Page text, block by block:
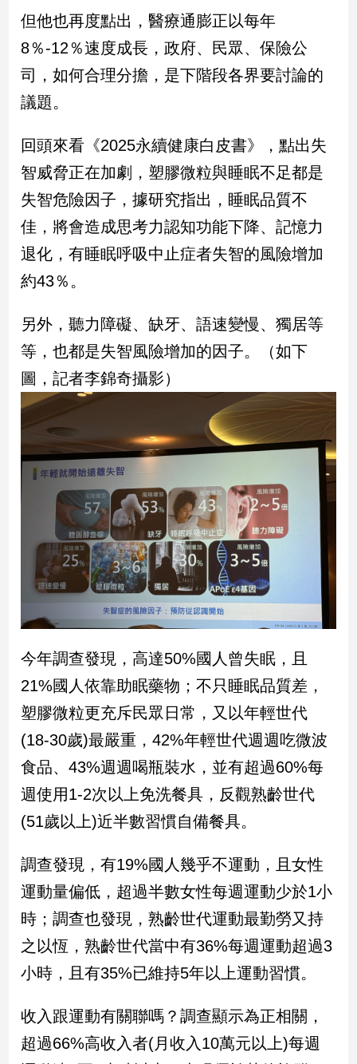
區
【我
的
點】
但他也再度點出，醫療通膨正以每年
8％-12％速度成長，政府、民眾、保險公
司，如何合理分擔，是下階段各界要討論的
議題。
回頭來看《2025永續健康白皮書》，點出失
智威脅正在加劇，塑膠微粒與睡眠不足都是
失智危險因子，據研究指出，睡眠品質不
佳，將會造成思考力認知功能下降、記憶力
退化，有睡眠呼吸中止症者失智的風險增加
約43％。
另外，聽力障礙、缺牙、語速變慢、獨居等
等，也都是失智風險增加的因子。（如下
圖，記者李錦奇攝影）
今年調查發現，高達50%國人曾失眠，且
21%國人依靠助眠藥物；不只睡眠品質差，
塑膠微粒更充斥民眾日常，又以年輕世代
(18-30歲)最嚴重，42%年輕世代週週吃微波
食品、43%週週喝瓶裝水，並有超過60%每
週使用1-2次以上免洗餐具，反觀熟齡世代
(51歲以上)近半數習慣自備餐具。
調查發現，有19%國人幾乎不運動，且女性
運動量偏低，超過半數女性每週運動少於1小
時；調查也發現，熟齡世代運動最勤勞又持
之以恆，熟齡世代當中有36%每週運動超過3
小時，且有35%已維持5年以上運動習慣。
收入跟運動有關聯嗎？調查顯示為正相關，
超過66%高收入者(月收入10萬元以上)每週